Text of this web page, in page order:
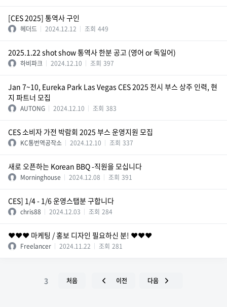
[CES 2025] 통역사 구인
헤더드 2024.12.12 조회 449
2025.1.22 shot show 통역사 한분 공고 (영어 or 독일어)
하비파크 2024.12.10 조회 397
Jan 7~10, Eureka Park Las Vegas CES 2025 전시 부스 상주 인력, 현
지 파트너 모집
AUTONG 2024.12.10 조회 383
CES 소비자 가전 박람회 2025 부스 운영지원 모집
KC통번역공작소 2024.12.10 조회 337
새로 오픈하는 Korean BBQ -직원을 모십니다
Morninghouse 2024.12.08 조회 391
CES] 1/4 - 1/6 운영스탭분 구합니다
chris88 2024.12.03 조회 284
❤️❤️❤️ 마케팅 / 홍보 디자인 필요하신 분! ❤️❤️❤️
Freelancer 2024.11.22 조회 281
3 처음 이전 다음